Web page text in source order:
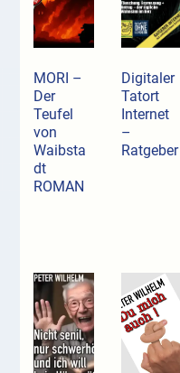
MORI –
Der
Teufel
von
Waibsta
dt
ROMAN
Digitaler
Tatort
Internet
–
Ratgeber